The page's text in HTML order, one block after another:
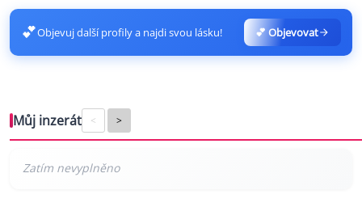
💕Objevuj další profily a najdi svou lásku! 💕 Objevovat
Můj inzerát < >